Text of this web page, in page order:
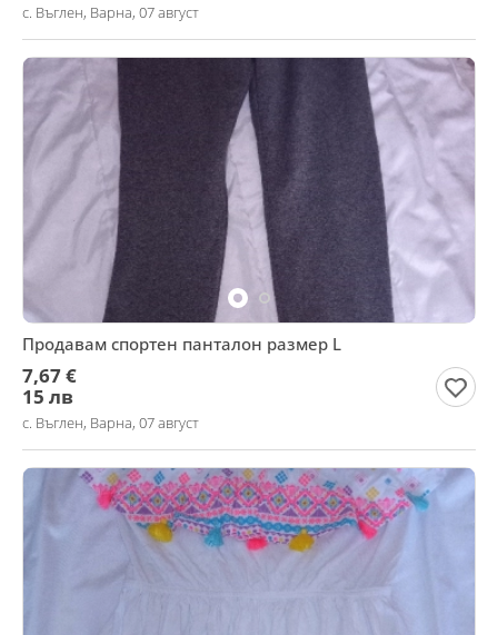
с. Въглен, Варна, 07 август
Продавам спортен панталон размер L
7,67 €
15 лв
с. Въглен, Варна, 07 август